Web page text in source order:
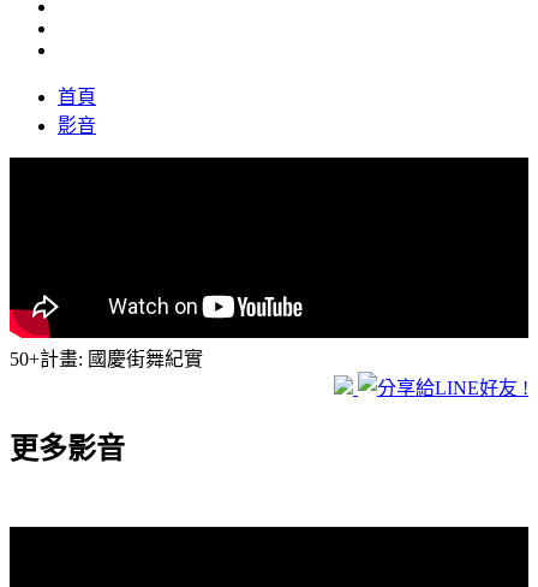
首頁
影音
50+計畫: 國慶街舞紀實
更多影音